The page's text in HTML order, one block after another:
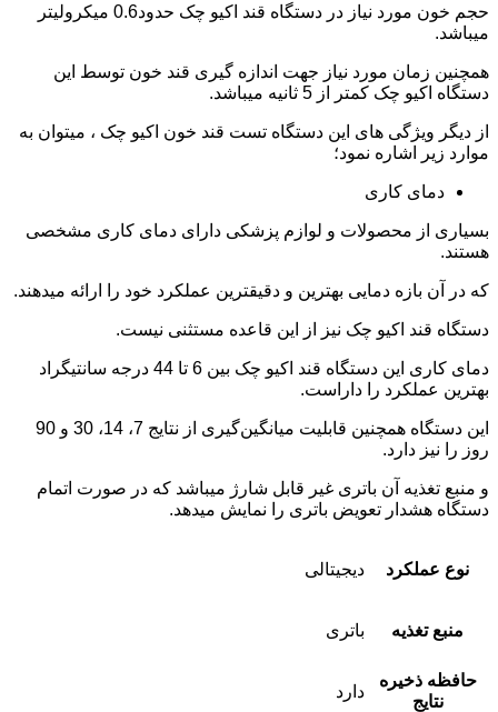
حجم خون مورد نیاز در دستگاه قند اکیو چک حدود0.6 میکرولیتر
میباشد.
همچنین زمان مورد نیاز جهت اندازه گیری قند خون توسط این
دستگاه اکیو چک کمتر از 5 ثانیه میباشد.
از دیگر ویژگی های این دستگاه تست قند خون اکیو چک ، میتوان به
موارد زیر اشاره نمود؛
دمای کاری
بسیاری از محصولات و لوازم پزشکی دارای دمای کاری مشخصی
هستند.
که در آن بازه دمایی بهترین و دقیقترین عملکرد خود را ارائه میدهند.
دستگاه قند اکیو چک نیز از این قاعده مستثنی نیست.
دمای کاری این دستگاه قند اکیو چک بین 6 تا 44 درجه سانتیگراد
بهترین عملکرد را داراست.
این دستگاه همچنین قابلیت میانگین‌گیری از نتایج 7، 14، 30 و 90
روز را نیز دارد.
و منبع تغذیه آن باتری غیر قابل شارژ میباشد که در صورت اتمام
دستگاه هشدار تعویض باتری را نمایش میدهد.
نوع عملکرد دیجیتالی
منبع تغذیه باتری
حافظه ذخیره
نتایج
دارد